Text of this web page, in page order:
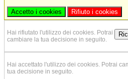
Accetto i cookies Rifiuto i cookies
Hai rifiutato l'utilizzo dei cookies. Potrai
cambiare la tua decisione in seguito.
Hai accettato l'utilizzo dei cookies. Potrai
tua decisione in seguito.